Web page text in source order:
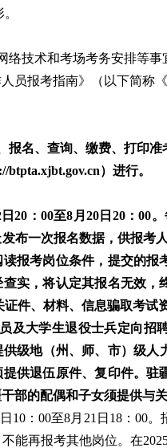
络技术和考场考务安排等
员报考指南》（以下简称
报名、查询、缴费、打印
）进行。
20：00至8月20日20：00
布一次报名数据，供报考
报考岗位条件，提交的
实，将认定其报名无效
件、材料、信息骗取考试
及大学生退役士兵定向招
级地（州、师、市）级
供退伍原件、复印件。
部的配偶和子女须提供与
10：00至8月21日18：00
能再报考其他岗位。在